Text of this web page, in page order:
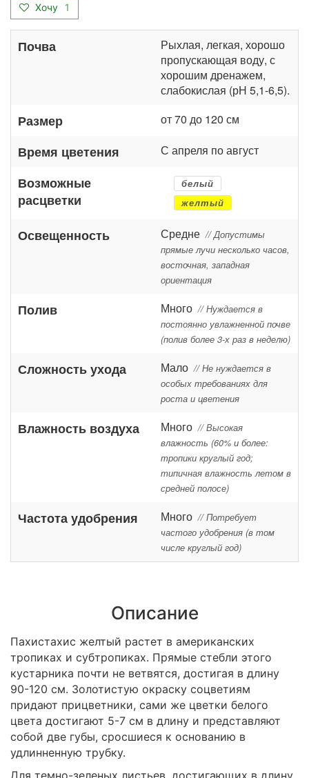
Хочу 1
Почва
Рыхлая, легкая, хорошо
пропускающая воду, с
хорошим дренажем,
слабокислая (рН 5,1-6,5).
Размер от 70 до 120 см
Время цветения С апреля по август
Возможные
расцветки
белый
желтый
Освещенность Средне // Допустимы
прямые лучи несколько часов,
восточная, западная
ориентация
Полив Много // Нуждается в
постоянно увлажненной почве
(полив более 3-х раз в неделю)
Сложность ухода Мало // Не нуждается в
особых требованиях для
роста и цветения
Влажность воздуха Много // Высокая
влажность (60% и более:
тропики круглый год;
типичная влажность летом в
средней полосе)
Частота удобрения Много // Потребует
частого удобрения (в том
числе круглый год)
Описание
Пахистахис желтый растет в американских
тропиках и субтропиках. Прямые стебли этого
кустарника почти не ветвятся, достигая в длину
90-120 см. Золотистую окраску соцветиям
придают прицветники, сами же цветки белого
цвета достигают 5-7 см в длину и представляют
собой две губы, сросшиеся к основанию в
удлинненную трубку.
Для темно-зеленых листьев, достигающих в длину